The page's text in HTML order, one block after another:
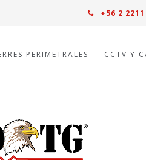
+56 2
PERIMETRALES CCTV Y